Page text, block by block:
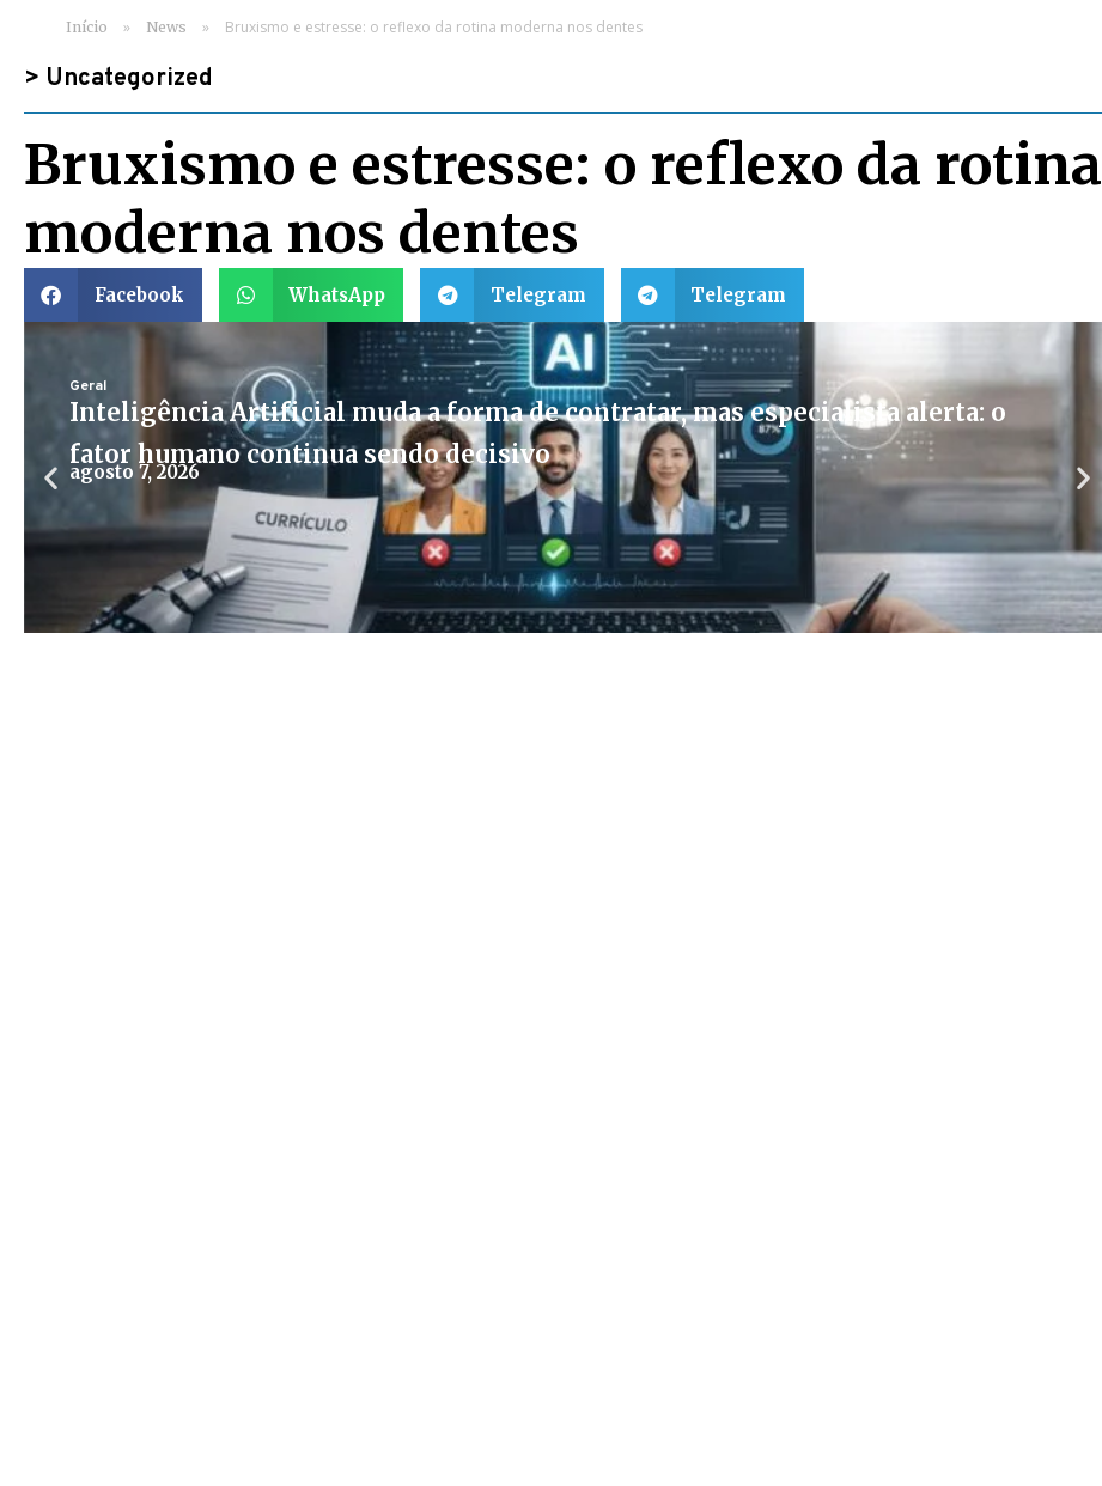
Início » News » Bruxismo e estresse: o reflexo da rotina moderna nos dentes
> Uncategorized
Bruxismo e estresse: o reflexo da rotina
moderna nos dentes
Facebook WhatsApp Telegram Telegram
Geral
Inteligência Artificial muda a forma de contratar, mas especialista alerta: o
fator humano continua sendo decisivo
agosto 7, 2026